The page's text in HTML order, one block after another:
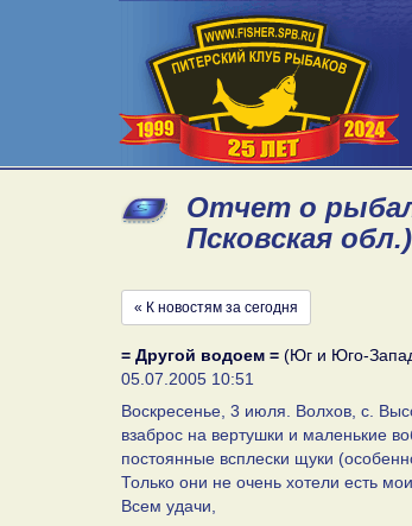
Отчет о
Псковская
« К новостям за сегодня
= Другой водоем = (Юг и Юго-
05.07.2005 10:51
Воскресенье, 3 июля. Волхов, с.
взаброс на вертушки и маленькие
постоянные всплески щуки
Только они не очень хотели есть
Всем удачи,